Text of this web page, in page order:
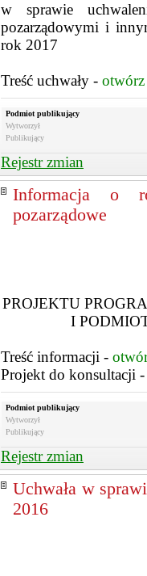
w sprawie
pozarządowymi i
rok 2017
Treść uchwały - otwórz
Podmiot publikujący
Wytworzył
Publikujący
Rejestr zmian
Informacja o
pozarządowe
PROJEKTU
I
Treść informacji -
Projekt do konsultacji
Podmiot publikujący
Wytworzył
Publikujący
Rejestr zmian
Uchwała w
2016